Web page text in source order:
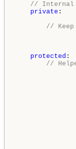
// Internal
private :
//
protected :
//